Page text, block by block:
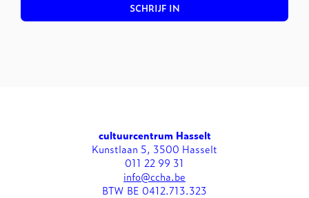
SCHRIJF IN
cultuurcentrum Hasselt
Kunstlaan 5, 3500 Hasselt
011 22 99 31
info@ccha.be
BTW BE 0412.713.323